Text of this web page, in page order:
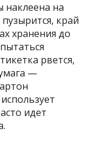
наклеена на
край
хранения до
рвется,
—
идет